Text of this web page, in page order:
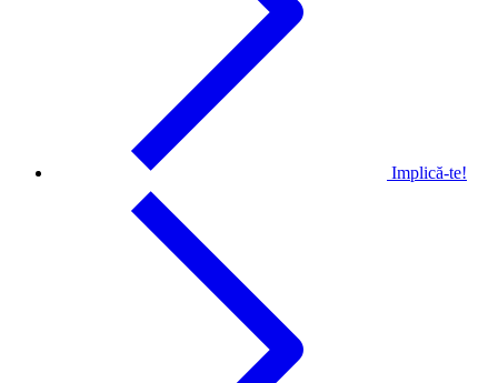
Implică-te!